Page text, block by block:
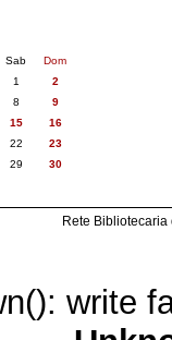
Sab
Dom
1
2
8
9
15
16
22
23
29
30
Rete
write